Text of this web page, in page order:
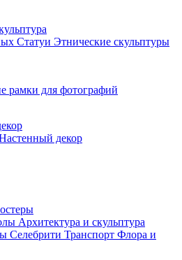
Статуи Этнические скульптуры
рамки для фотографий
декор
Архитектура и скульптура
Селебрити Транспорт Флора и